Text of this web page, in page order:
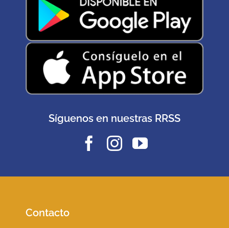
Síguenos en nuestras RRSS
Contacto